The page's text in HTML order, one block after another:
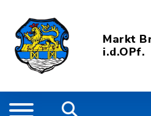
Markt
i.d.OPf.